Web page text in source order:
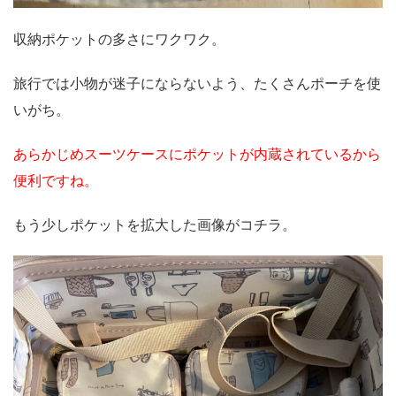
収納ポケットの多さにワクワク。
旅行では小物が迷子にならないよう、たくさんポーチを使
いがち。
あらかじめスーツケースにポケットが内蔵されているから
便利ですね。
もう少しポケットを拡大した画像がコチラ。